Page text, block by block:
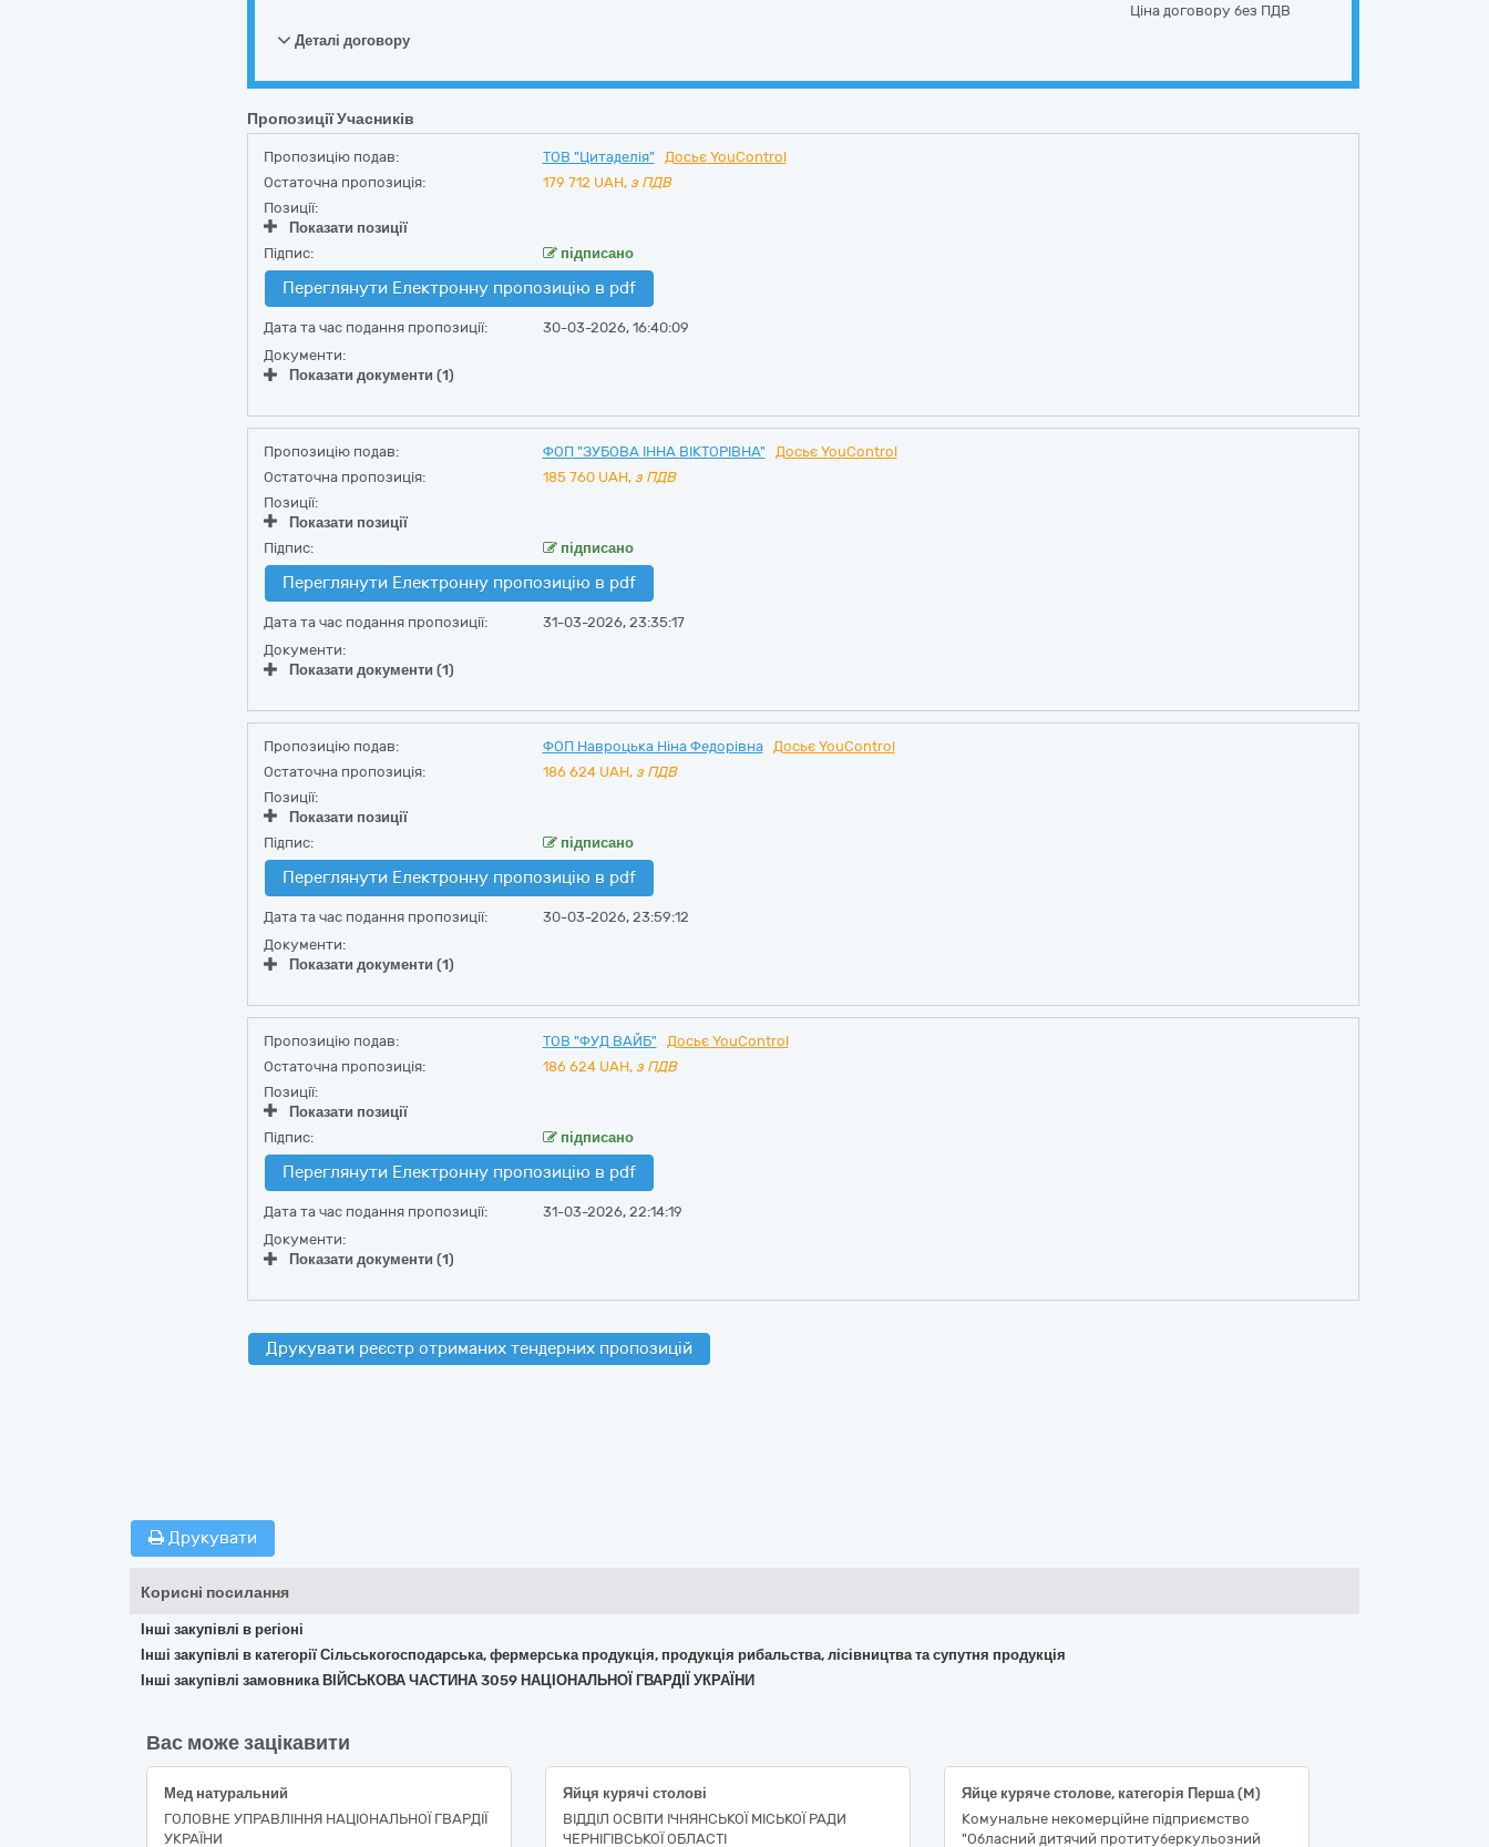
Ціна договору без ПДВ
Деталі договору
Пропозиції Учасників
Пропозицію подав: ТОВ "Цитаделія"
Досьє YouControl
Остаточна пропозиція:
179 712 UAH, з ПДВ
Позиції:
Показати позиції
Підпис:
підписано
Переглянути Електронну пропозицію в pdf
Дата та час подання пропозиції:
30-03-2026, 16:40:09
Документи:
Показати документи (1)
Пропозицію подав: ФОП "ЗУБОВА ІННА ВІКТОРІВНА"
Досьє YouControl
Остаточна пропозиція:
185 760 UAH, з ПДВ
Позиції:
Показати позиції
Підпис:
підписано
Переглянути Електронну пропозицію в pdf
Дата та час подання пропозиції:
31-03-2026, 23:35:17
Документи:
Показати документи (1)
Пропозицію подав: ФОП Навроцька Ніна Федорівна
Досьє YouControl
Остаточна пропозиція:
186 624 UAH, з ПДВ
Позиції:
Показати позиції
Підпис:
підписано
Переглянути Електронну пропозицію в pdf
Дата та час подання пропозиції:
30-03-2026, 23:59:12
Документи:
Показати документи (1)
Пропозицію подав: ТОВ "ФУД ВАЙБ"
Досьє YouControl
Остаточна пропозиція:
186 624 UAH, з ПДВ
Позиції:
Показати позиції
Підпис:
підписано
Переглянути Електронну пропозицію в pdf
Дата та час подання пропозиції:
31-03-2026, 22:14:19
Документи:
Показати документи (1)
Друкувати реєстр отриманих тендерних пропозицій
Друкувати
Корисні посилання
Інші закупівлі в регіоні
Інші закупівлі в категорії Сільськогосподарська, фермерська продукція, продукція рибальства, лісівництва та супутня продукція
Інші закупівлі замовника ВІЙСЬКОВА ЧАСТИНА 3059 НАЦІОНАЛЬНОЇ ГВАРДІЇ УКРАЇНИ
Вас може зацікавити
Мед натуральний
ГОЛОВНЕ УПРАВЛІННЯ НАЦІОНАЛЬНОЇ ГВАРДІЇ
УКРАЇНИ
Яйця курячі столові
ВІДДІЛ ОСВІТИ ІЧНЯНСЬКОЇ МІСЬКОЇ РАДИ
ЧЕРНІГІВСЬКОЇ ОБЛАСТІ
Яйце куряче столове, категорія Перша (M)
Комунальне некомерційне підприємство
"Обласний дитячий протитуберкульозний